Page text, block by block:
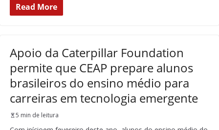
Read More
Apoio da Caterpillar Foundation
permite que CEAP prepare alunos
brasileiros do ensino médio para
carreiras em tecnologia emergente
5 min de leitura